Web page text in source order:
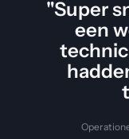
"Super
een